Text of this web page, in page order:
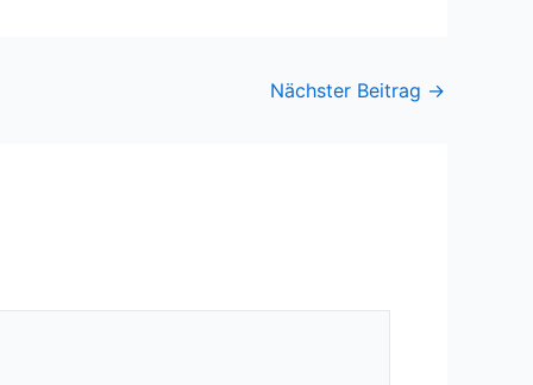
Nächster Beitrag →